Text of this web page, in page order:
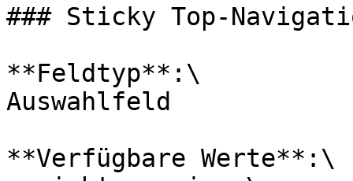
### Sticky Top-
**Feldtyp**:\
Auswahlfeld
**Verfügbare Werte**:\